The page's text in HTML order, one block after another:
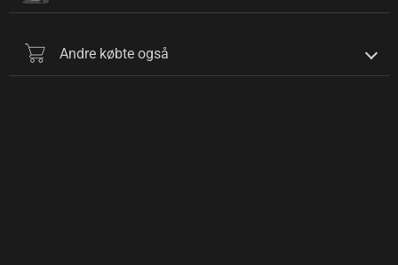
Andre købte også